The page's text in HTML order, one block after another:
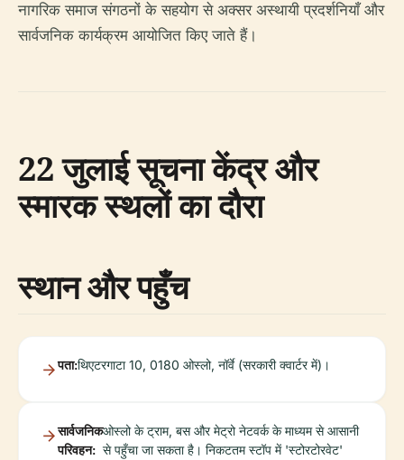
नागरिक समाज संगठनों के सहयोग से अक्सर अस्थायी प्रदर्शनियाँ और
सार्वजनिक कार्यक्रम आयोजित किए जाते हैं।
22 जुलाई सूचना केंद्र और
स्मारक स्थलों का दौरा
स्थान और पहुँच
पता:थिएटरगाटा 10, 0180 ओस्लो, नॉर्वे (सरकारी क्वार्टर में)।
सार्वजनिक
परिवहन:
ओस्लो के ट्राम, बस और मेट्रो नेटवर्क के माध्यम से आसानी
से पहुँचा जा सकता है। निकटतम स्टॉप में 'स्टोरटोरवेट'